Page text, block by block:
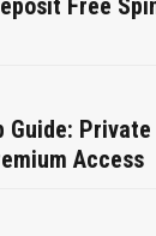
Free
Guide:
Access